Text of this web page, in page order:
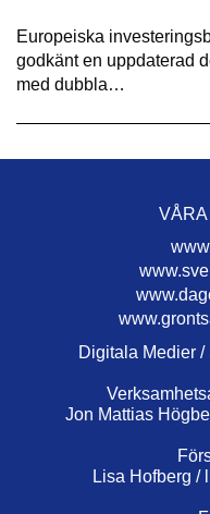
Europeiska
godkänt en uppdaterad
med dubbla…
VÅRA
Digitala Medier
Jon Mattias
Lisa Hofberg /